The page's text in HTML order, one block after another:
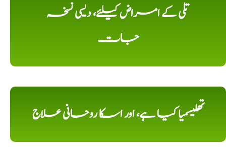
تلی کے امراض کیلئے، دیسی نسخہ
جات
تھلیسمیا کیا ہے، اور اسکا روحانی علاج